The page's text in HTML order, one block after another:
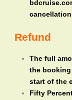
Refund
The full
the
start of the
Fifty